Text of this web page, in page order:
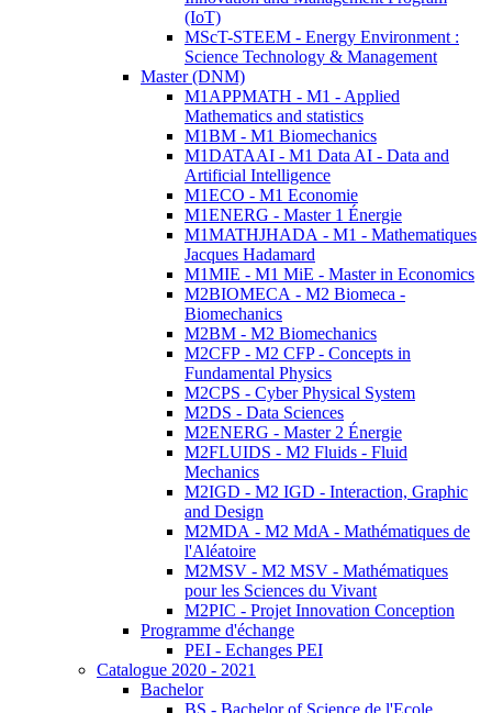
(IoT)
MScT-STEEM - Energy Environment :
Science Technology & Management
Master (DNM)
M1APPMATH - M1 - Applied
Mathematics and statistics
M1BM - M1 Biomechanics
M1DATAAI - M1 Data AI - Data and
Artificial Intelligence
M1ECO - M1 Economie
M1ENERG - Master 1 Énergie
M1MATHJHADA - M1 - Mathematiques
Jacques Hadamard
M1MIE - M1 MiE - Master in Economics
M2BIOMECA - M2 Biomeca -
Biomechanics
M2BM - M2 Biomechanics
M2CFP - M2 CFP - Concepts in
Fundamental Physics
M2CPS - Cyber Physical System
M2DS - Data Sciences
M2ENERG - Master 2 Énergie
M2FLUIDS - M2 Fluids - Fluid
Mechanics
M2IGD - M2 IGD - Interaction, Graphic
and Design
M2MDA - M2 MdA - Mathématiques de
l'Aléatoire
M2MSV - M2 MSV - Mathématiques
pour les Sciences du Vivant
M2PIC - Projet Innovation Conception
Programme d'échange
PEI - Echanges PEI
Catalogue 2020 - 2021
Bachelor
BS - Bachelor of Science de l'Ecole